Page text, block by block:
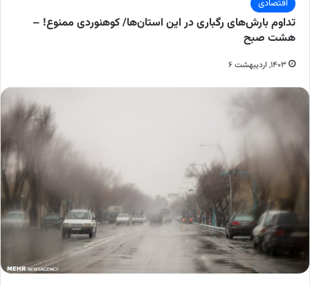
اقتصادی
تداوم بارش‌های رگباری در این استان‌ها/ کوهنوردی ممنوع! –
هشت صبح
۱۴۰۳, اردیبهشت ۶